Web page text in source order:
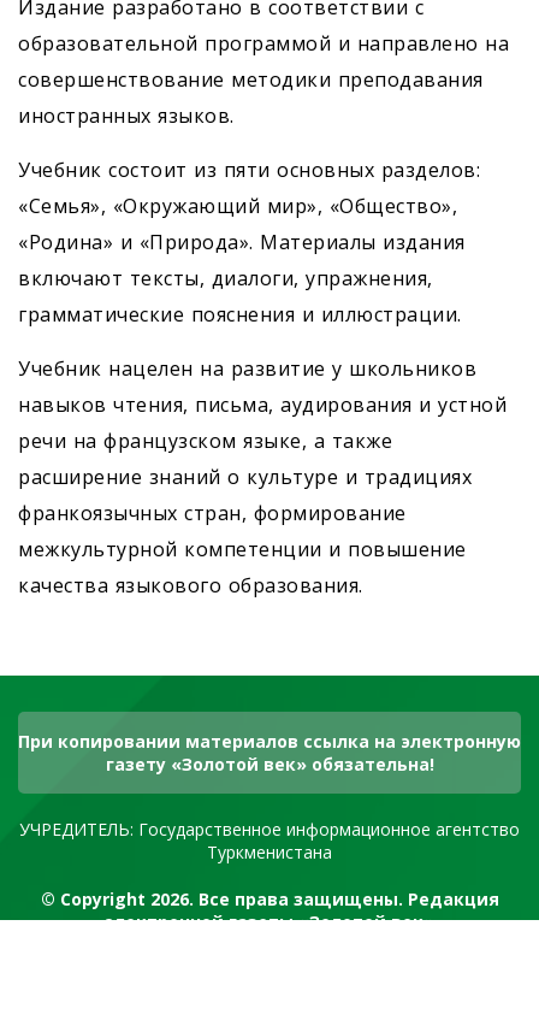
Издание разработано в соответствии с
образовательной программой и направлено на
совершенствование методики преподавания
иностранных языков.
Учебник состоит из пяти основных разделов:
«Семья», «Окружающий мир», «Общество»,
«Родина» и «Природа». Материалы издания
включают тексты, диалоги, упражнения,
грамматические пояснения и иллюстрации.
Учебник нацелен на развитие у школьников
навыков чтения, письма, аудирования и устной
речи на французском языке, а также
расширение знаний о культуре и традициях
франкоязычных стран, формирование
межкультурной компетенции и повышение
качества языкового образования.
При копировании материалов ссылка на электронную
газету «Золотой век» обязательна!
УЧРЕДИТЕЛЬ: Государственное информационное агентство
Туркменистана
© Copyright 2026. Все права защищены. Редакция
электронной газеты «Золотой век»